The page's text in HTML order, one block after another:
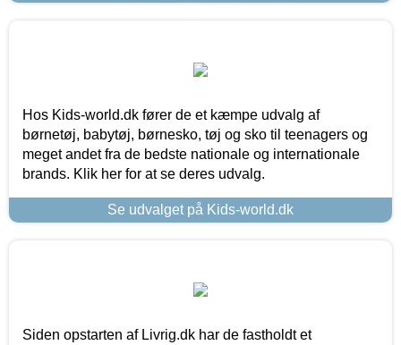
Hos Kids-world.dk fører de et kæmpe udvalg af
børnetøj, babytøj, børnesko, tøj og sko til teenagers og
meget andet fra de bedste nationale og internationale
brands. Klik her for at se deres udvalg.
Se udvalget på Kids-world.dk
Siden opstarten af Livrig.dk har de fastholdt et